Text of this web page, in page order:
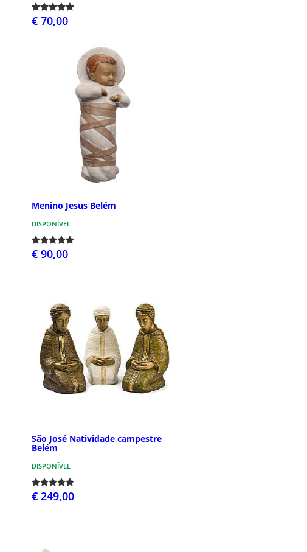
€ 70,00
Menino Jesus Belém
DISPONÍVEL
€ 90,00
São José Natividade campestre
Belém
DISPONÍVEL
€ 249,00